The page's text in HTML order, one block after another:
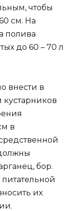
чтобы
см. На
полива
до 60 – 70 л
внести в
в
бор.
их